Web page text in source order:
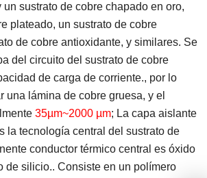
un sustrato de cobre chapado en oro,
plateado, un sustrato de cobre
de cobre antioxidante, y similares. Se
del circuito del sustrato de cobre
de carga de corriente., por lo
una lámina de cobre gruesa, y el
35µm~2000 µm; La capa aislante
la tecnología central del sustrato de
conductor térmico central es óxido
de silicio.. Consiste en un polímero